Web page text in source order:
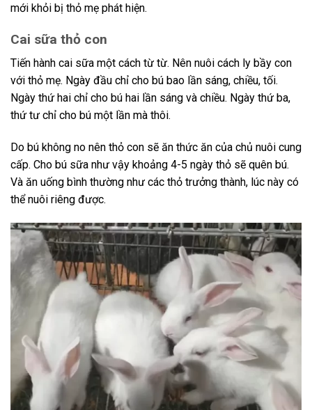
mới khỏi bị thỏ mẹ phát hiện.
Cai sữa thỏ con
Tiến hành cai sữa một cách từ từ. Nên nuôi cách ly bầy con
với thỏ mẹ. Ngày đầu chỉ cho bú bao lần sáng, chiều, tối.
Ngày thứ hai chỉ cho bú hai lần sáng và chiều. Ngày thứ ba,
thứ tư chỉ cho bú một lần mà thôi.
Do bú không no nên thỏ con sẽ ăn thức ăn của chủ nuôi cung
cấp. Cho bú sữa như vậy khoảng 4-5 ngày thỏ sẽ quên bú.
Và ăn uống bình thường như các thỏ trưởng thành, lúc này có
thể nuôi riêng được.